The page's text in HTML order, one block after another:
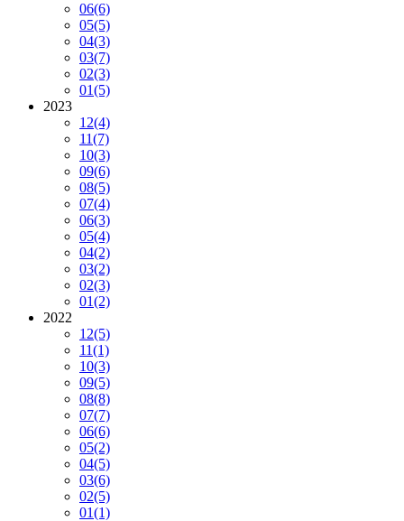
06(6)
05(5)
04(3)
03(7)
02(3)
01(5)
2023
12(4)
11(7)
10(3)
09(6)
08(5)
07(4)
06(3)
05(4)
04(2)
03(2)
02(3)
01(2)
2022
12(5)
11(1)
10(3)
09(5)
08(8)
07(7)
06(6)
05(2)
04(5)
03(6)
02(5)
01(1)